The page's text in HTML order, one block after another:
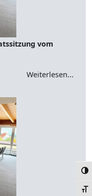
vom
Weiterlesen...